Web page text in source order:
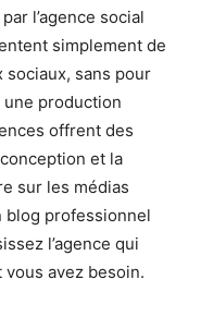
l’agence social
simplement de
sans pour
production
offrent des
et la
sur les médias
blog professionnel
l’agence qui
avez besoin.